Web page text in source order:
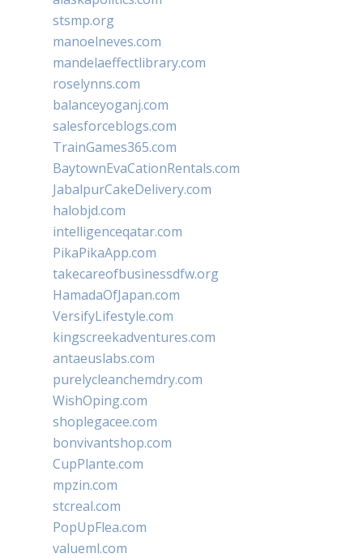
stsmp.org
manoelneves.com
mandelaeffectlibrary.com
roselynns.com
balanceyoganj.com
salesforceblogs.com
TrainGames365.com
BaytownEvaCationRentals.com
JabalpurCakeDelivery.com
halobjd.com
intelligenceqatar.com
PikaPikaApp.com
takecareofbusinessdfw.org
HamadaOfJapan.com
VersifyLifestyle.com
kingscreekadventures.com
antaeuslabs.com
purelycleanchemdry.com
WishOping.com
shoplegacee.com
bonvivantshop.com
CupPlante.com
mpzin.com
stcreal.com
PopUpFlea.com
valueml.com